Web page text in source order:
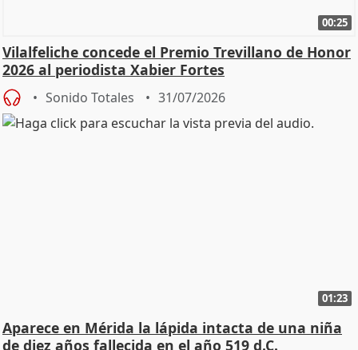
00:25
Vilalfeliche concede el Premio Trevillano de Honor
2026 al periodista Xabier Fortes
Sonido Totales 31/07/2026
01:23
Aparece en Mérida la lápida intacta de una niña
de diez años fallecida en el año 519 d.C.